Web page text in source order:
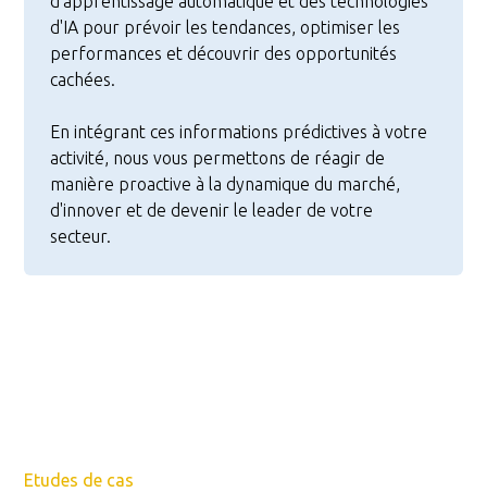
d'IA pour prévoir les tendances, optimiser les
performances et découvrir des opportunités
cachées.
En intégrant ces informations prédictives à votre
activité, nous vous permettons de réagir de
manière proactive à la dynamique du marché,
d'innover et de devenir le leader de votre
secteur.
Etudes de cas